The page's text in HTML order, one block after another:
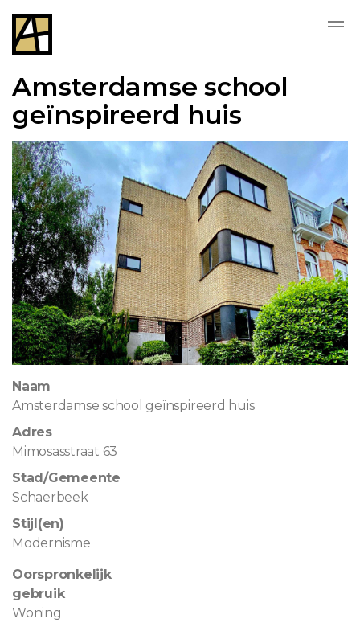
Amsterdamse school
geïnspireerd huis
Naam
Amsterdamse school geïnspireerd huis
Adres
Mimosasstraat 63
Stad/Gemeente
Schaerbeek
Stijl(en)
Modernisme
Oorspronkelijk
gebruik
Woning